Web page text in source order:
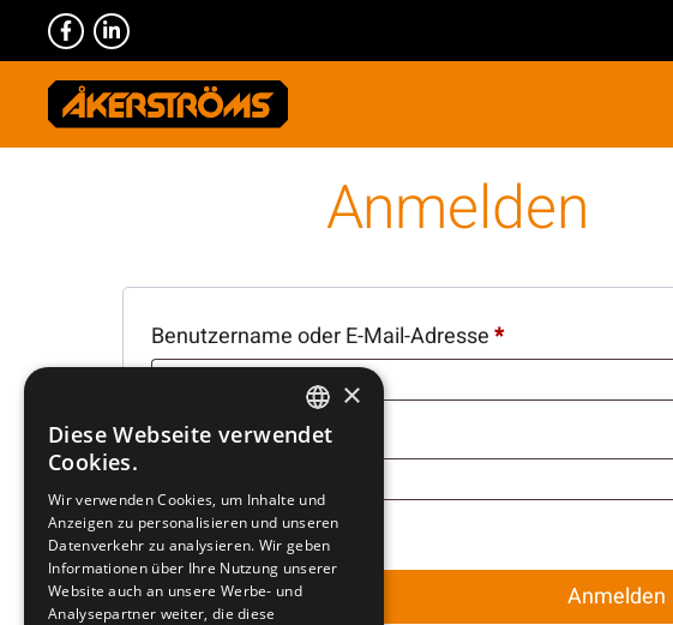
Anmelden
Benutzername oder E-Mail-Adresse*E
o
r
Passwort*E
f
o
r
Angemeldet bleiben
Anmelden
SWEDISH
DEUTSCH
×
Diese Webseite verwendet
Cookies.
Wir verwenden Cookies, um Inhalte und
Anzeigen zu personalisieren und unseren
Datenverkehr zu analysieren. Wir geben
Informationen über Ihre Nutzung unserer
Website auch an unsere Werbe- und
Analysepartner weiter, die diese